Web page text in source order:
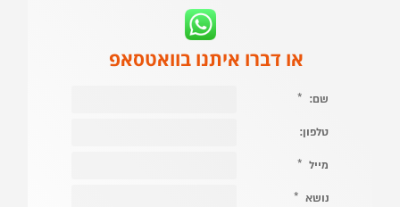
או דברו איתנו בוואטסאפ